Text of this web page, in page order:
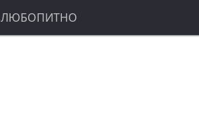
ЛЮБОПИТНО